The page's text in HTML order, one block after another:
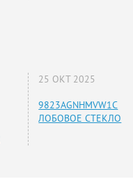
25 ОКТ 2025
9823AGNHMVW1C
ЛОБОВОЕ СТЕКЛО